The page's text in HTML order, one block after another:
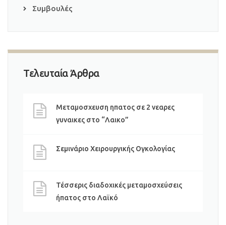
Συμβουλές
Τελευταία Άρθρα
Μεταμοσχευση ηπατος σε 2 νεαρες
γυναικες στο “Λαικο”
Σεμινάριο Χειρουργικής Ογκολογίας
Τέσσερις διαδοχικές μεταμοσχεύσεις
ήπατος στο Λαϊκό